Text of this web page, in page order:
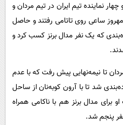
سیاست خارجی
نماینده تیم ایران در تیم مردان و
ساعی روی تاتامی رفتند و حاصل
که یک نفر مدال برنز کسب کرد و
کیلوگرم مردان تا نیمه‌نهایی پیش رفت که با عدم
شد تا با آرون کوبه‌نان از ساحل
برای مدال برنز هم با ناکامی همراه